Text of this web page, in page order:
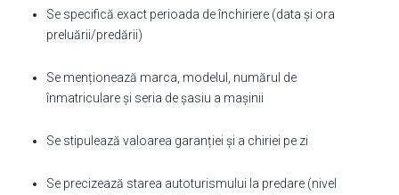
Se specifică exact perioada de închiriere (data și ora
preluării/predării)
Se menționează marca, modelul, numărul de
înmatriculare și seria de șasiu a mașinii
Se stipulează valoarea garanției și a chiriei pe zi
Se precizează starea autoturismului la predare (nivel